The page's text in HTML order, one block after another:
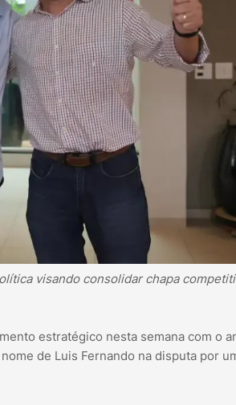
visando consolidar chapa
estratégico nesta semana com o
de Luis Fernando na disputa por